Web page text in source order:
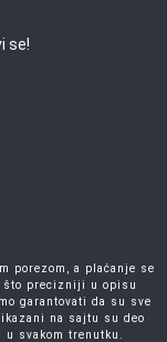
se!
porezom, a plaćanje se
što precizniji u opisu
garantovati da su sve
na sajtu su deo
svakom trenutku.